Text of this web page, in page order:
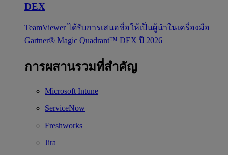
DEX
TeamViewer ได้รับการเสนอชื่อให้เป็นผู้นำในเครื่องมือ
Gartner® Magic Quadrant™ DEX ปี 2026
การผสานรวมที่สำคัญ
Microsoft Intune
ServiceNow
Freshworks
Jira